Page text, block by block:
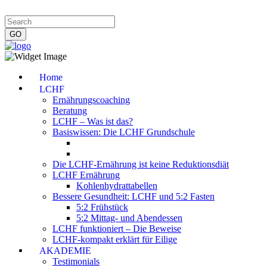
Home
LCHF
Ernährungscoaching
Beratung
LCHF – Was ist das?
Basiswissen: Die LCHF Grundschule
Die LCHF-Ernährung ist keine Reduktionsdiät
LCHF Ernährung
Kohlenhydrattabellen
Bessere Gesundheit: LCHF und 5:2 Fasten
5:2 Frühstück
5:2 Mittag- und Abendessen
LCHF funktioniert – Die Beweise
LCHF-kompakt erklärt für Eilige
AKADEMIE
Testimonials